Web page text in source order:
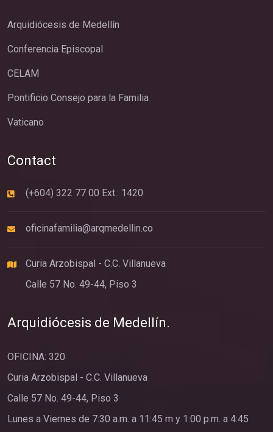
Arquidiócesis de Medellín
Conferencia Episcopal
CELAM
Pontificio Consejo para la Familia
Vaticano
Contact
(+604) 322 77 00 Ext.: 1420
oficinafamilia@arqmedellin.co
Curia Arzobispal - C.C. Villanueva
Calle 57 No. 49-44, Piso 3
Arquidiócesis de Medellín.
OFICINA: 320
Curia Arzobispal - C.C. Villanueva
Calle 57 No. 49-44, Piso 3
Lunes a Viernes de 7:30 a.m. a 11:45 m y 1:00 p.m. a 4:45